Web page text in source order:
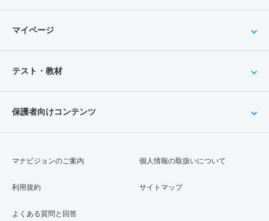
マイページ
テスト・教材
保護者向けコンテンツ
マナビジョンのご案内
利用規約
よくある質問と回答
個人情報の取扱いについて
サイトマップ